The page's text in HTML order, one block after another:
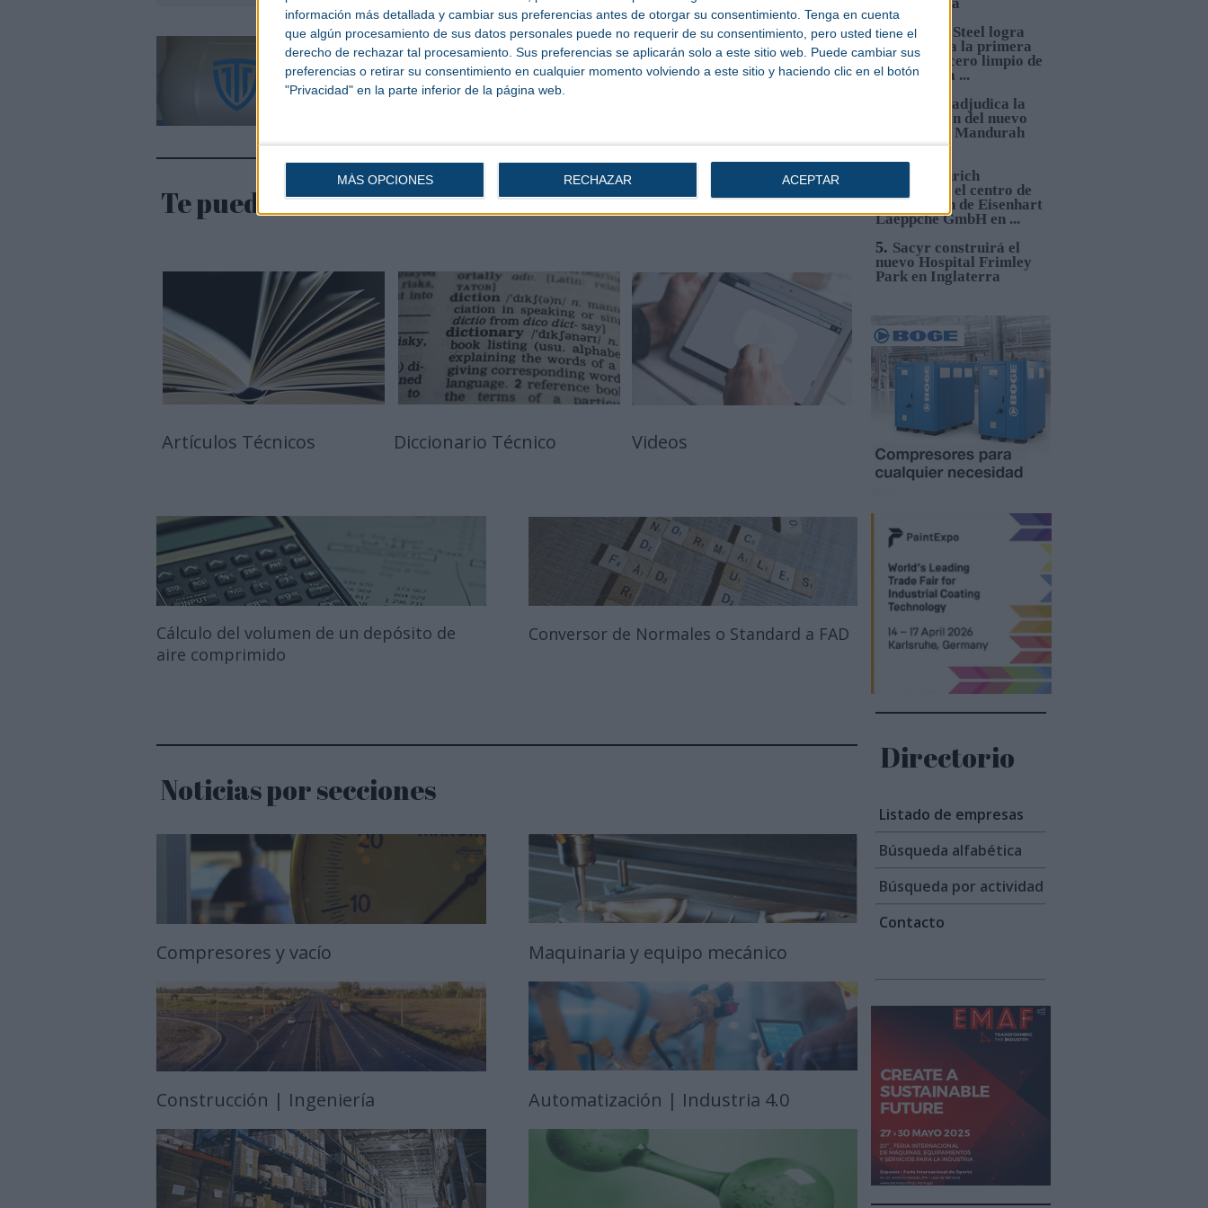
información más detallada y cambiar sus preferencias antes de otorgar su consentimiento. Tenga en cuenta
que algún procesamiento de sus datos personales puede no requerir de su consentimiento, pero usted tiene el
derecho de rechazar tal procesamiento. Sus preferencias se aplicarán solo a este sitio web. Puede cambiar sus
preferencias o retirar su consentimiento en cualquier momento volviendo a este sitio y haciendo clic en el botón
"Privacidad" en la parte inferior de la página web.
MÁS OPCIONES RECHAZAR ACEPTAR
Te puede interesar
Artículos Técnicos Diccionario Técnico Videos
Cálculo del volumen de un depósito de
aire comprimido
Conversor de Normales o Standard a FAD
Noticias por secciones
Compresores y vacío Maquinaria y equipo mecánico
Construcción | Ingeniería Automatización | Industria 4.0
2.Hydnum Steel logra
150M€ para la primera
planta de acero limpio de
la Península ...
Sacyr se adjudica la
construcción del nuevo
Hospital de Mandurah
(Australia)
Jungheinrich
automatiza el centro de
distribución de Eisenhart
Laeppché GmbH en ...
5. Sacyr construirá el
nuevo Hospital Frimley
Park en Inglaterra
Directorio
Listado de empresas
Búsqueda alfabética
Búsqueda por actividad
Contacto